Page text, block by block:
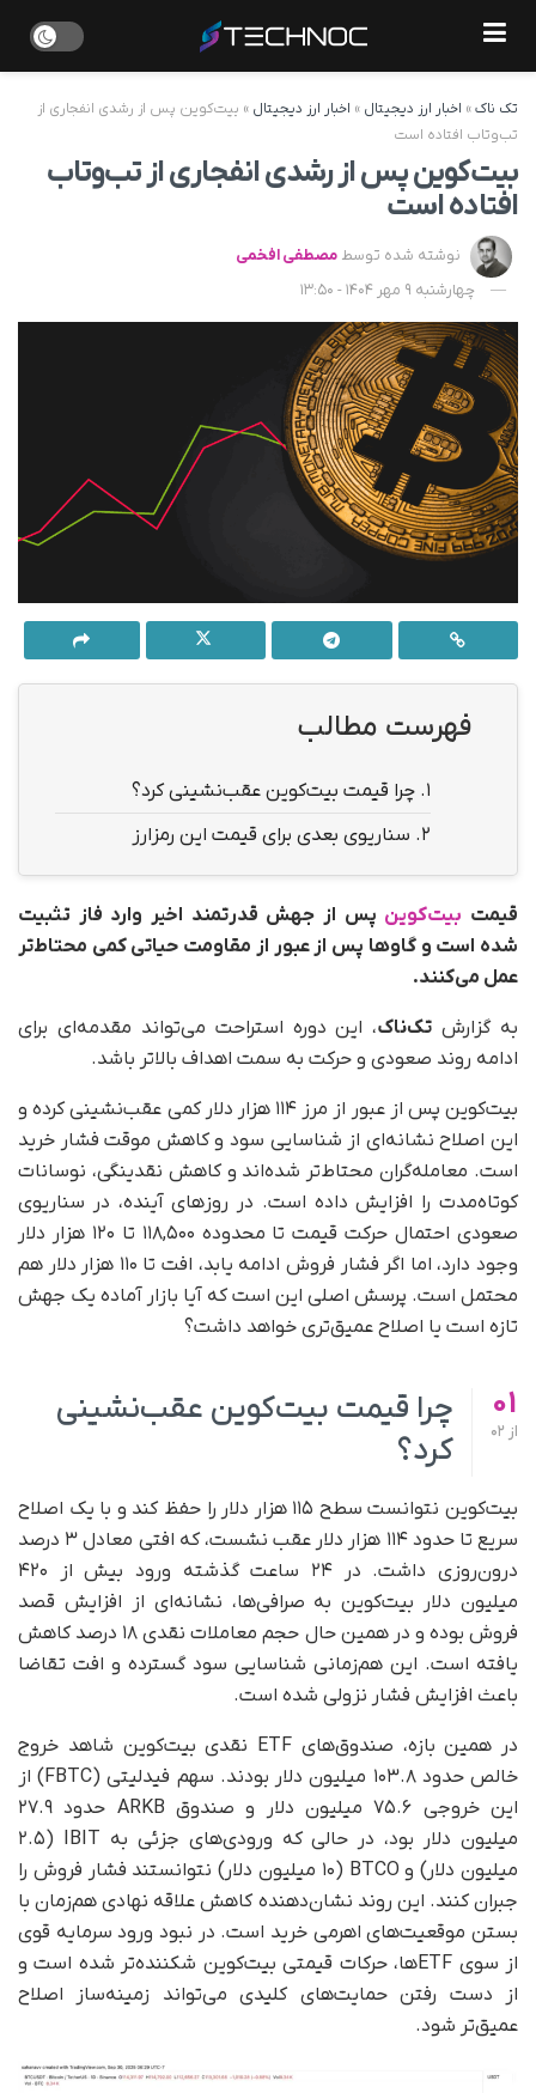
تک ناک» اخبار ارز دیجیتال » اخبار ارز دیجیتال » بیت‌کوین پس از رشدی انفجاری از
تب‌وتاب افتاده است
بیت‌کوین پس از رشدی انفجاری از تب‌وتاب
افتاده است
نوشته شده توسط مصطفی افخمی
چهارشنبه 9 مهر 1404 - 13:50
فهرست مطالب
1. چرا قیمت بیت‌کوین عقب‌نشینی کرد؟
2. سناریوی بعدی برای قیمت این رمزارز
قیمت بیت‌کوین پس از جهش قدرتمند اخیر وارد فاز تثبیت
شده است و گاوها پس از عبور از مقاومت حیاتی کمی محتاط‌تر
عمل می‌کنند.
به گزارش تک‌ناک، این دوره استراحت می‌تواند مقدمه‌ای برای
ادامه روند صعودی و حرکت به سمت اهداف بالاتر باشد.
بیت‌کوین پس از عبور از مرز ۱۱۴ هزار دلار کمی عقب‌نشینی کرده و
این اصلاح نشانه‌ای از شناسایی سود و کاهش موقت فشار خرید
است. معامله‌گران محتاط‌تر شده‌اند و کاهش نقدینگی، نوسانات
کوتاه‌مدت را افزایش داده است. در روزهای آینده، در سناریوی
صعودی احتمال حرکت قیمت تا محدوده ۱۱۸,۵۰۰ تا ۱۲۰ هزار دلار
وجود دارد، اما اگر فشار فروش ادامه یابد، افت تا ۱۱۰ هزار دلار هم
محتمل است. پرسش اصلی این است که آیا بازار آماده یک جهش
تازه است یا اصلاح عمیق‌تری خواهد داشت؟
01
از
چرا قیمت بیت‌کوین عقب‌نشینی
کرد؟
بیت‌کوین نتوانست سطح ۱۱۵ هزار دلار را حفظ کند و با یک اصلاح
سریع تا حدود ۱۱۴ هزار دلار عقب نشست، که افتی معادل ۳ درصد
درون‌روزی داشت. در ۲۴ ساعت گذشته ورود بیش از ۴۲۰
میلیون دلار بیت‌کوین به صرافی‌ها، نشانه‌‌ای از افزایش قصد
فروش بوده و در همین حال حجم معاملات نقدی ۱۸ درصد کاهش
یافته است. این هم‌زمانی شناسایی سود گسترده و افت تقاضا
باعث افزایش فشار نزولی شده است.
در همین بازه، صندوق‌های ETF نقدی بیت‌کوین شاهد خروج
خالص حدود ۱۰۳.۸ میلیون دلار بودند. سهم فیدلیتی (FBTC) از
این خروجی ۷۵.۶ میلیون دلار و صندوق ARKB حدود ۲۷.۹
میلیون دلار بود، در حالی‌ که ورودی‌های جزئی به IBIT (۲.۵
میلیون دلار) و BTCO (۱۰ میلیون دلار) نتوانستند فشار فروش را
جبران کنند. این روند نشان‌دهنده کاهش علاقه نهادی هم‌زمان با
بستن موقعیت‌های اهرمی خرید است. در نبود ورود سرمایه قوی
از سوی ETFها، حرکات قیمتی بیت‌کوین شکننده‌تر شده است و
از دست رفتن حمایت‌های کلیدی می‌تواند زمینه‌ساز اصلاح
عمیق‌تر شود.